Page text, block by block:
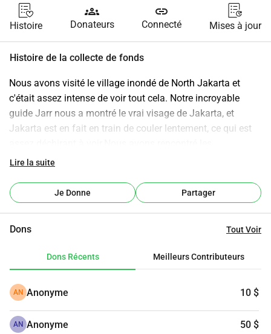
Histoire
groups
Donateurs
link
Connecté Mises à jour
Histoire de la collecte de fonds
Nous avons visité le village inondé de North Jakarta et
c'était assez intense de voir tout cela. Notre incroyable
guide Jarr nous a montré le vrai visage de Jakarta, et
Jakarta est en fait en train de couler lentement, ce qui est
organisateurs locaux et décidé de créer ce
retournerons remettre l'argent directement aux gens et aux
organisateurs eux-mêmes, donc nous espérons pouvoir
cela
Lire la suite
Je Donne Partager
Dons Tout Voir
Dons Récents Meilleurs Contributeurs
AN Anonyme 10 $
AN Anonyme 50 $